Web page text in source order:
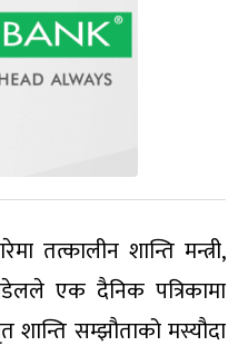
तत्कालीन शान्ति मन्त्री,
एक दैनिक पत्रिकामा
शान्ति सम्झौताको मस्यौदा